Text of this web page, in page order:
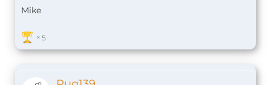
Mike
5